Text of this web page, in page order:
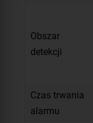
Obszar
detekcji
Czas trwania
alarmu